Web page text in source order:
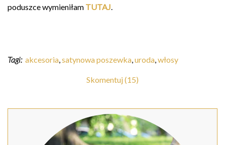
poduszce wymieniłam TUTAJ
Tagi: akcesoria satynowa poszewka uroda włosy
Skomentuj (15)